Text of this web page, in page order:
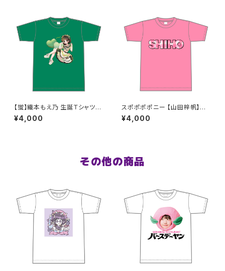
【蛍】織本もえ乃 生誕Ｔシャツ2
025 M〜XLサイズ
¥4,000
スポポポポニー 【山田梓帆】生
誕祭Tシャツ S〜XLサイズ
¥4,000
その他の商品